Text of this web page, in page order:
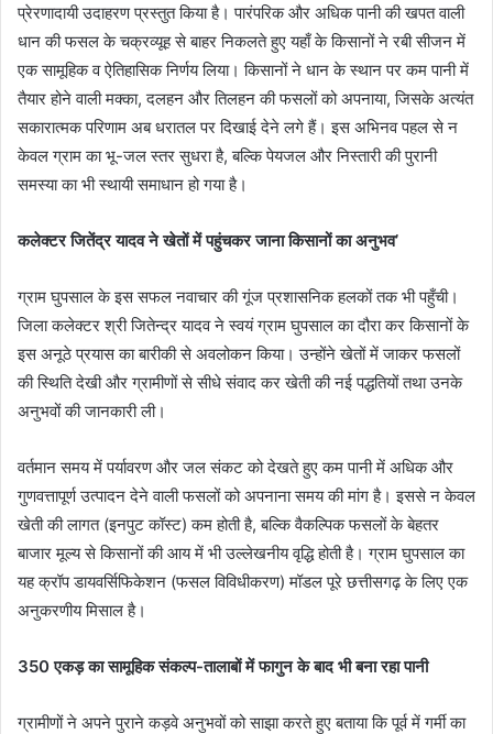
प्रेरणादायी उदाहरण प्रस्तुत किया है। पारंपरिक और अधिक पानी की खपत वाली
धान की फसल के चक्रव्यूह से बाहर निकलते हुए यहाँ के किसानों ने रबी सीजन में
एक सामूहिक व ऐतिहासिक निर्णय लिया। किसानों ने धान के स्थान पर कम पानी में
तैयार होने वाली मक्का, दलहन और तिलहन की फसलों को अपनाया, जिसके अत्यंत
सकारात्मक परिणाम अब धरातल पर दिखाई देने लगे हैं। इस अभिनव पहल से न
केवल ग्राम का भू-जल स्तर सुधरा है, बल्कि पेयजल और निस्तारी की पुरानी
समस्या का भी स्थायी समाधान हो गया है।
कलेक्टर जितेंद्र यादव ने खेतों में पहुंचकर जाना किसानों का अनुभव’
ग्राम घुपसाल के इस सफल नवाचार की गूंज प्रशासनिक हलकों तक भी पहुँची।
जिला कलेक्टर श्री जितेन्द्र यादव ने स्वयं ग्राम घुपसाल का दौरा कर किसानों के
इस अनूठे प्रयास का बारीकी से अवलोकन किया। उन्होंने खेतों में जाकर फसलों
की स्थिति देखी और ग्रामीणों से सीधे संवाद कर खेती की नई पद्धतियों तथा उनके
अनुभवों की जानकारी ली।
वर्तमान समय में पर्यावरण और जल संकट को देखते हुए कम पानी में अधिक और
गुणवत्तापूर्ण उत्पादन देने वाली फसलों को अपनाना समय की मांग है। इससे न केवल
खेती की लागत (इनपुट कॉस्ट) कम होती है, बल्कि वैकल्पिक फसलों के बेहतर
बाजार मूल्य से किसानों की आय में भी उल्लेखनीय वृद्धि होती है। ग्राम घुपसाल का
यह क्रॉप डायवर्सिफिकेशन (फसल विविधीकरण) मॉडल पूरे छत्तीसगढ़ के लिए एक
अनुकरणीय मिसाल है।
350 एकड़ का सामूहिक संकल्प-तालाबों में फागुन के बाद भी बना रहा पानी
ग्रामीणों ने अपने पुराने कड़वे अनुभवों को साझा करते हुए बताया कि पूर्व में गर्मी का